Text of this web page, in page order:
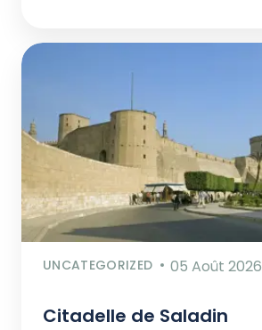
UNCATEGORIZED 05 Août 2026
Citadelle de Saladin